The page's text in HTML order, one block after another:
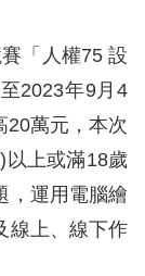
「人權75 設
2023年9月4
20萬元，本次
以上或滿18歲
，運用電腦繪
線上、線下作